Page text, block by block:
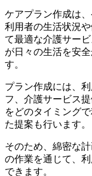
ケアプラン作成は
利用者の生活状況
て最適な介護サー
が日々の生活を安
す。
プラン作成には、
フ、介護サービス
をどのタイミング
た提案も行います。
そのため、綿密な
の作業を通じて、
できます。